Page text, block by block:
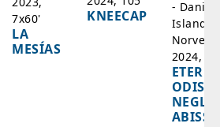
7x60'
LA
MESÍAS
KNEECAP
-
Islanda,
2024,
NEGLI
ABISSI